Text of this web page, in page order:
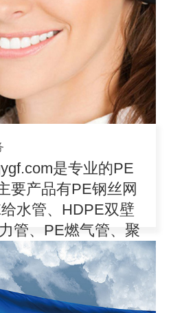
是专业的PE
要产品有PE钢丝网
水管、HDPE双壁
管、PE燃气管、聚